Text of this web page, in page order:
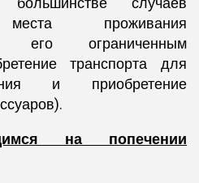
места проживания
его ограниченным
транспорта для
и приобретение
на попечении